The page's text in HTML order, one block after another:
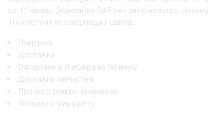
до 11 часов. Эвакуация DAF так затягивается, потому
что состоит из следующих шагов:
Погрузка
Доставка
Ожидание в очереди на починку
Доставка запчастей
Процесс ремонтированная
Возврат к маршруту